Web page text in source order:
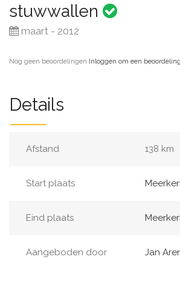
stuwwallen
maart - 2012
Nog geen beoordelingen·Inloggen om een
Details
Afstand 138 km
Start plaats
Eind plaats
Aangeboden door Jan